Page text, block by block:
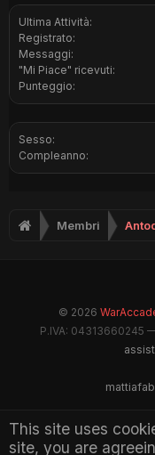
This site uses
site, you are
Ultima Attività:
Registrato:
Messaggi:
"Mi Piace" ricevuti:
Punteggio:
Sesso:
Compleanno:
Membri
© 2026
P.IVA: 04313660245
Maintained